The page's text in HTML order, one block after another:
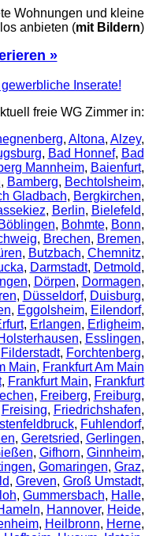
Wohnungen und kleine
anbieten (mit Bildern)
»
gewerbliche Inserate!
freie WG Zimmer in:
, Altona, Alzey,
, Bad Honnef, Bad
Mannheim, Baienfurt,
, Bamberg, Bechtolsheim,
Gladbach, Bergkirchen,
, Berlin, Bielefeld,
Böblingen, Bohmte, Bonn,
, Brechen, Bremen,
, Butzbach, Chemnitz,
, Darmstadt, Detmold,
, Dörpen, Dormagen,
, Düsseldorf, Duisburg,
, Eggolsheim, Eilendorf,
, Erlangen, Erligheim,
, Esslingen,
Filderstadt, Forchtenberg,
Main, Frankfurt Am Main
, Frankfurt Main, Frankfurt
, Freiberg, Freiburg,
Freising, Friedrichshafen,
, Fuhlendorf,
, Geretsried, Gerlingen,
, Gifhorn, Ginnheim,
, Gomaringen, Graz,
, Greven, Groß Umstadt,
, Gummersbach, Halle,
, Hannover, Heide,
, Heilbronn, Herne,